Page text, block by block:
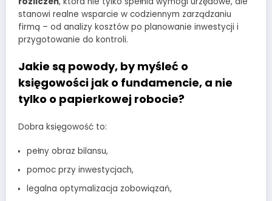
stanowi realne wsparcie w codziennym zarządzaniu
firmą – od analizy kosztów po planowanie inwestycji i
przygotowanie do kontroli.
Jakie są powody, by myśleć o
księgowości jak o fundamencie, a nie
tylko o papierkowej robocie?
Dobra księgowość to:
pełny obraz bilansu,
pomoc przy inwestycjach,
legalna optymalizacja zobowiązań,